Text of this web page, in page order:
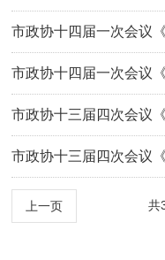
升劳动者就业》（第
市政协十四届一次会议
交互性创业产业集群》
市政协十四届一次会议
展》（第1027号）答复
市政协十三届四次会议
道小桥线绿色矿山产业
市政协十三届四次会议
动民宿小镇发展的提案
上一页 共